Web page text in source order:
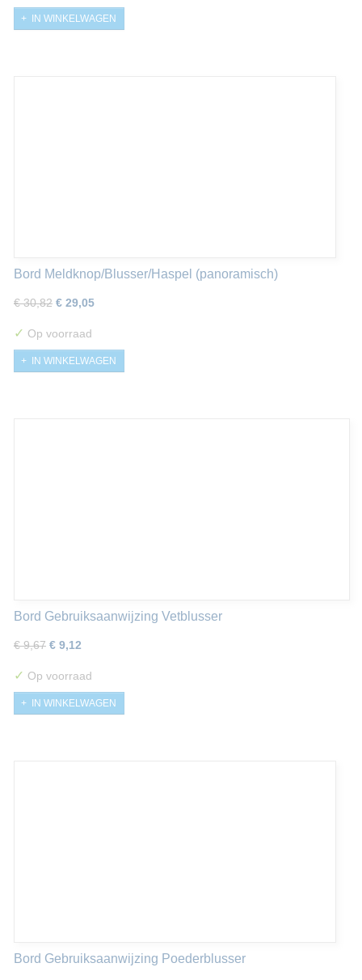
IN WINKELWAGEN
Bord Meldknop/Blusser/Haspel (panoramisch)
€ 30,82 € 29,05
✓ Op voorraad
IN WINKELWAGEN
Bord Gebruiksaanwijzing Vetblusser
€ 9,67 € 9,12
✓ Op voorraad
IN WINKELWAGEN
Bord Gebruiksaanwijzing Poederblusser